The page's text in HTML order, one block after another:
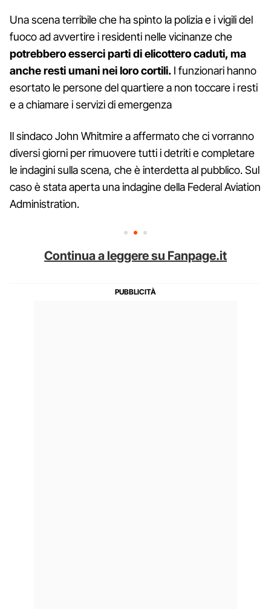
Una scena terribile che ha spinto la polizia e i vigili del
fuoco ad avvertire i residenti nelle vicinanze che
potrebbero esserci parti di elicottero caduti, ma
anche resti umani nei loro cortili. I funzionari hanno
esortato le persone del quartiere a non toccare i resti
e a chiamare i servizi di emergenza
Il sindaco John Whitmire a affermato che ci vorranno
diversi giorni per rimuovere tutti i detriti e completare
le indagini sulla scena, che è interdetta al pubblico. Sul
caso è stata aperta una indagine della Federal Aviation
Administration.
Continua a leggere su Fanpage.it